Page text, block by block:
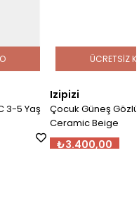
Çocuk Güneş Gözlüğü D 5-10
Ceramic Beige
₺3.400,00
ÜCRETSIZ KARGO